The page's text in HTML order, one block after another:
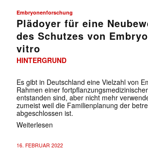
Embryonenforschung
Plädoyer für eine
des Schutzes von
vitro
HINTERGRUND
Es gibt in Deutschland eine Vielzahl von
Rahmen einer
entstanden sind, aber nicht mehr
zumeist weil die Familienplanung der
abgeschlossen ist.
Weiterlesen
16. FEBRUAR 2022